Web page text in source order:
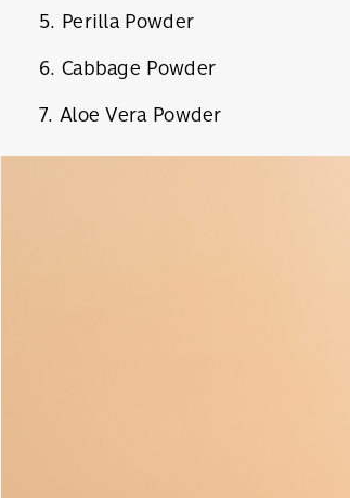
5. Perilla Powder
6. Cabbage Powder
7. Aloe Vera Powder